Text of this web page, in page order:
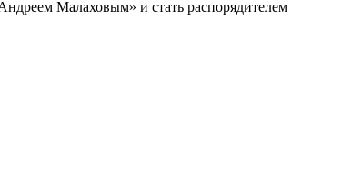
Малаховым» и стать распорядителем